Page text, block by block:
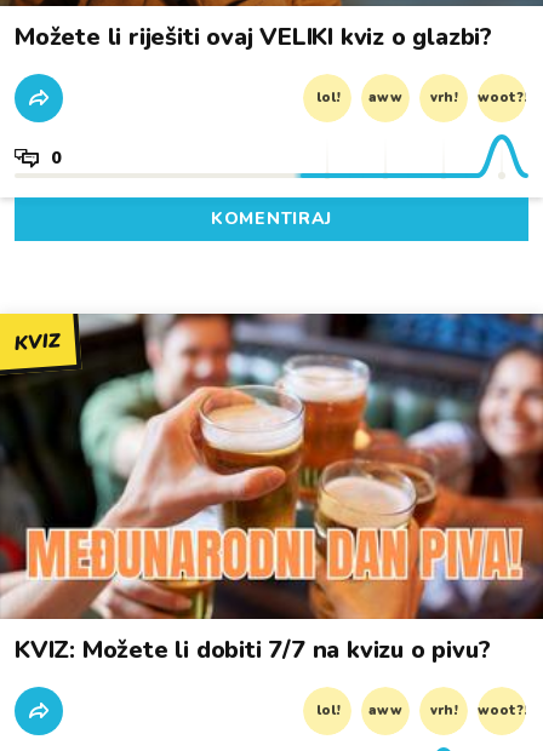
Možete li riješiti ovaj VELIKI kviz o glazbi?
lol! aww vrh! woot?!
0
KOMENTIRAJ
KVIZ
KVIZ: Možete li dobiti 7/7 na kvizu o pivu?
lol! aww vrh! woot?!